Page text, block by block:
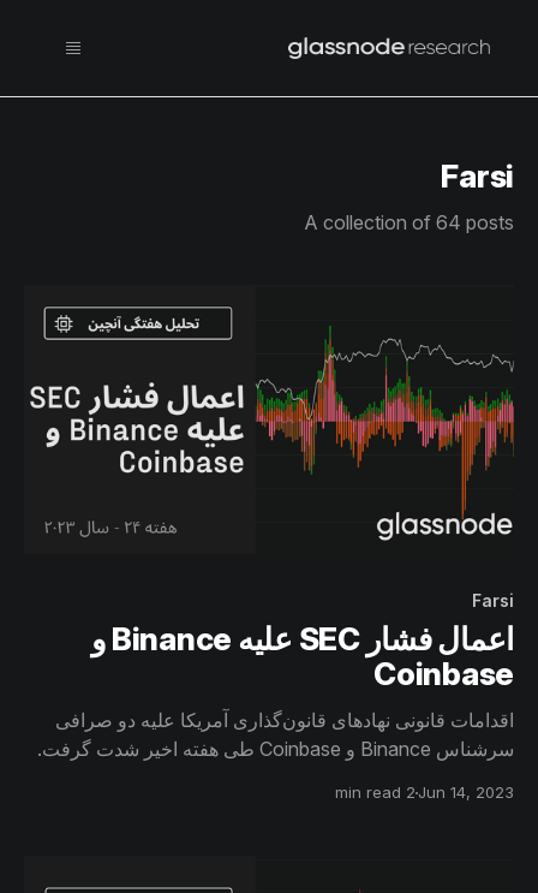
Farsi
A collection of 64 posts
Farsi
اعمال فشار SEC‌ علیه ‌Binance و
Coinbase
اقدامات قانونی نهادهای قانون‌گذاری آمریکا علیه دو صرافی
سرشناس Binance و Coinbase طی هفته اخیر شدت گرفت.
واکنش افراد مختلف را نسبت به این اخبار ارزیابی خواهیم کرد.
Jun 14, 2023
2 min read